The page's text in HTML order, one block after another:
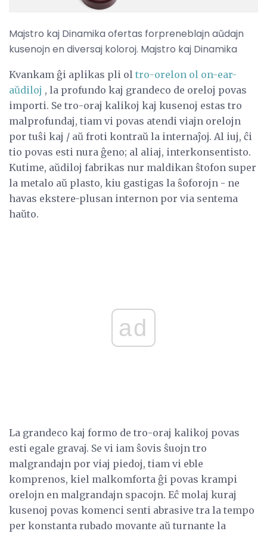
Majstro kaj Dinamika ofertas forpreneblajn aŭdajn
kusenojn en diversaj koloroj. Majstro kaj Dinamika
Kvankam ĝi aplikas pli ol tro-orelon ol on-ear-
aŭdiloj , la profundo kaj grandeco de oreloj povas
importi. Se tro-oraj kalikoj kaj kusenoj estas tro
malprofundaj, tiam vi povas atendi viajn orelojn
por tuŝi kaj / aŭ froti kontraŭ la internaĵoj. Al iuj, ĉi
tio povas esti nura ĝeno; al aliaj, interkonsentisto.
Kutime, aŭdiloj fabrikas nur maldikan ŝtofon super
la metalo aŭ plasto, kiu gastigas la ŝoforojn - ne
havas ekstere-plusan internon por via sentema
haŭto.
ad
La grandeco kaj formo de tro-oraj kalikoj povas
esti egale gravaj. Se vi iam ŝovis ŝuojn tro
malgrandajn por viaj piedoj, tiam vi eble
komprenos, kiel malkomforta ĝi povas krampi
orelojn en malgrandajn spacojn. Eĉ molaj kuraj
kusenoj povas komenci senti abrasive tra la tempo
per konstanta rubado movante aŭ turnante la